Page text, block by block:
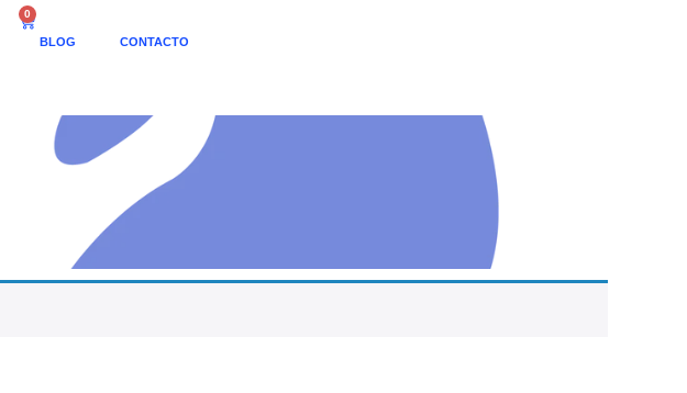
0
BLOG CONTACTO